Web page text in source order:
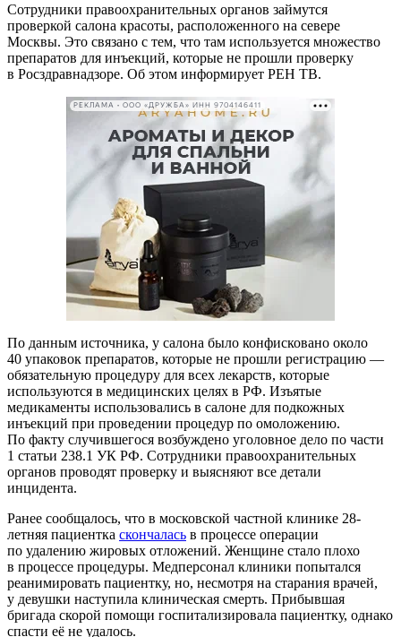
Сотрудники правоохранительных органов займутся
проверкой салона красоты, расположенного на севере
Москвы. Это связано с тем, что там используется множество
препаратов для инъекций, которые не прошли проверку
в Росздравнадзоре. Об этом информирует РЕН ТВ.
РЕКЛАМА • ООО «ДРУЖБА» ИНН 9704146411
По данным источника, у салона было конфисковано около
40 упаковок препаратов, которые не прошли регистрацию —
обязательную процедуру для всех лекарств, которые
используются в медицинских целях в РФ. Изъятые
медикаменты использовались в салоне для подкожных
инъекций при проведении процедур по омоложению.
По факту случившегося возбуждено уголовное дело по части
1 статьи 238.1 УК РФ. Сотрудники правоохранительных
органов проводят проверку и выясняют все детали
инцидента.
Ранее сообщалось, что в московской частной клинике 28-
летняя пациентка скончалась в процессе операции
по удалению жировых отложений. Женщине стало плохо
в процессе процедуры. Медперсонал клиники попытался
реанимировать пациентку, но, несмотря на старания врачей,
у девушки наступила клиническая смерть. Прибывшая
бригада скорой помощи госпитализировала пациентку, однако
спасти её не удалось.